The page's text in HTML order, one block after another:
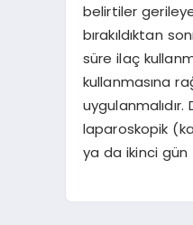
belirtiler
bırakıldıktan
süre ilaç
kullanmasına
laparoskopik
ya da ikinci